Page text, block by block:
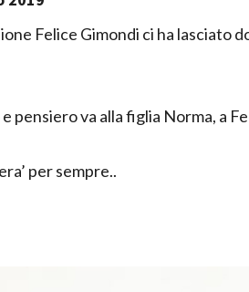
Felice Gimondi ci ha
pensiero va alla figlia Norma, a
per sempre..